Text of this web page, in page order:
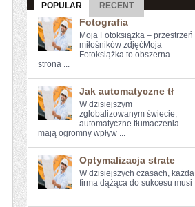
POPULAR RECENT
Fotografia
Moja Fotoksiążka – przestrzeń
miłośników zdjęćMoja
Fotoksiążka to obszerna
strona ...
Jak automatyczne tł
W‌ dzisiejszym
zglobalizowanym​ świecie,
⁣automatyczne ⁣tłumaczenia
mają ogromny wpływ ...
Optymalizacja strate
W dzisiejszych czasach, każda
firma dążąca do sukcesu musi
...